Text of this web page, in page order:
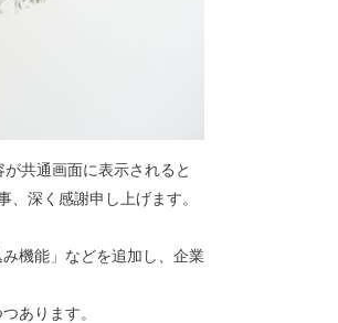
共通画面に表示されると
深く感謝申し上げます。
機能」などを追加し、企業
あります。